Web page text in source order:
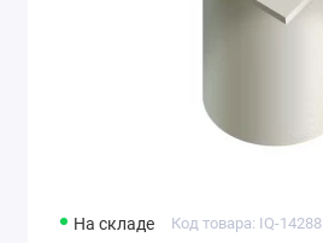
На складе Код товара: IQ-14288